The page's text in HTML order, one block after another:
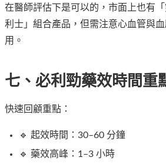
在醫師評估下是可以的，市面上也有
利士」組合產品，但需注意心血管與
用。
七、必利勁藥效時間重
快速回顧重點：
🔹 起效時間：30–60 分鐘
🔹 藥效高峰：1–3 小時